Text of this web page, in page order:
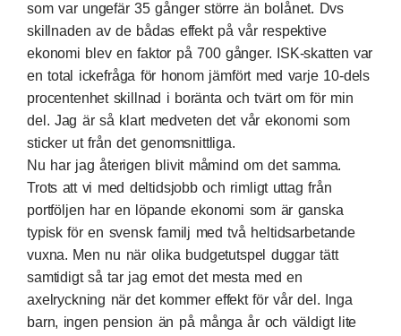
som var ungefär 35 gånger större än bolånet. Dvs
skillnaden av de bådas effekt på vår respektive
ekonomi blev en faktor på 700 gånger. ISK-skatten var
en total ickefråga för honom jämfört med varje 10-dels
procentenhet skillnad i boränta och tvärt om för min
del. Jag är så klart medveten det vår ekonomi som
sticker ut från det genomsnittliga.
Nu har jag återigen blivit måmind om det samma.
Trots att vi med deltidsjobb och rimligt uttag från
portföljen har en löpande ekonomi som är ganska
typisk för en svensk familj med två heltidsarbetande
vuxna. Men nu när olika budgetutspel duggar tätt
samtidigt så tar jag emot det mesta med en
axelryckning när det kommer effekt för vår del. Inga
barn, ingen pension än på många år och väldigt lite